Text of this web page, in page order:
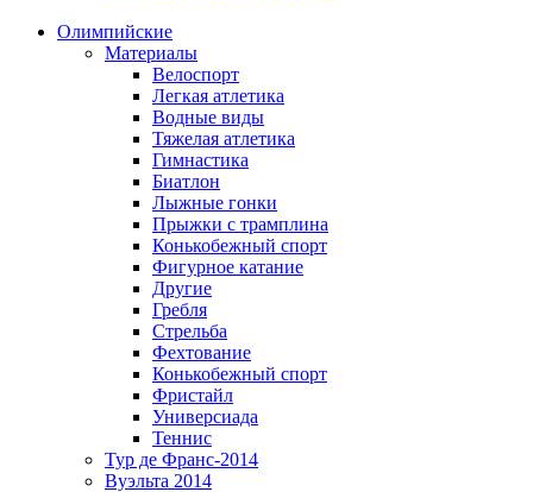
Олимпийские
Материалы
Велоспорт
Легкая атлетика
Водные виды
Тяжелая атлетика
Гимнастика
Биатлон
Лыжные гонки
Прыжки с трамплина
Конькобежный спорт
Фигурное катание
Другие
Гребля
Стрельба
Фехтование
Конькобежный спорт
Фристайл
Универсиада
Теннис
Тур де Франс-2014
Вуэльта 2014